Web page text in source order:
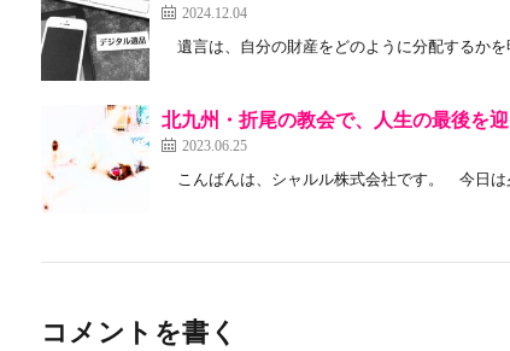
2024.12.04
遺言は、自分の財産をどのように分配するか
北九州・折尾の教会で、人生の最後を
2023.06.25
こんばんは、シャルル株式会社です。 今日
コメントを書く